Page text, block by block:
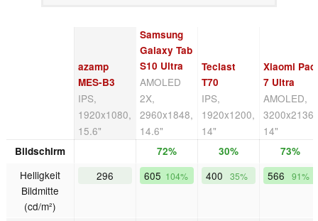
azamp
MES-B3
IPS,
1920x1080,
15.6"
Samsung
Galaxy Tab
S10 Ultra
AMOLED
2X,
2960x1848,
14.6"
Teclast
T70
IPS,
1920x1200,
14"
Xiaomi Pad
7 Ultra
AMOLED,
3200x2136,
14"
Bildschirm 72% 30% 73%
Helligkeit
Bildmitte
(cd/m²)
296 605 104% 400 35% 566 91%